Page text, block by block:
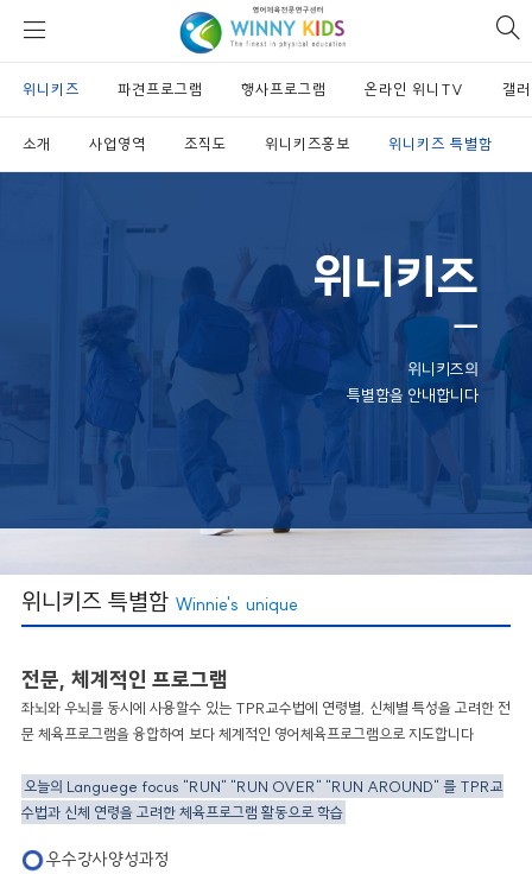
위
니
키
즈
위니키즈 파견프로그램 행사프로그램 온라인 위니TV 갤
소개 사업영역 조직도 위니키즈홍보 위니키즈 특별함
위니키즈
ㅡ
위니키즈의
특별함을 안내합니다
위니키즈 특별함 Winnie's unique
전문, 체계적인 프로그램
좌뇌와 우뇌를 동시에 사용할수 있는 TPR교수법에 연령별, 신체별 특성을 고려한 전
문 체육프로그램을 융합하여 보다 체계적인 영어체육프로그램으로 지도합니다
오늘의 Languege focus "RUN" "RUN OVER" "RUN AROUND" 를 TPR교
수법과 신체 연령을 고려한 체육프로그램 활동으로 학습
우수강사양성과정